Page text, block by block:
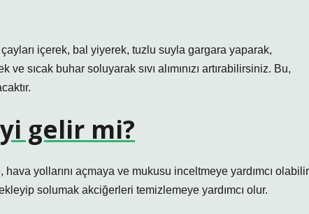
içerek, bal yiyerek, tuzlu suyla gargara yaparak,
sıcak buhar soluyarak sıvı alımınızı artırabilirsiniz. Bu,
gelir mi?
yollarını açmaya ve mukusu inceltmeye yardımcı
solumak akciğerleri temizlemeye yardımcı olur.